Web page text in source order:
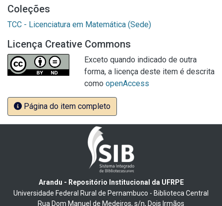
Coleções
TCC - Licenciatura em Matemática (Sede)
Licença Creative Commons
Exceto quando indicado de outra
forma, a licença deste item é descrita
como openAccess
Página do item completo
Arandu - Repositório Institucional da UFRPE
Universidade Federal Rural de Pernambuco - Biblioteca Central
Rua Dom Manuel de Medeiros, s/n, Dois Irmãos